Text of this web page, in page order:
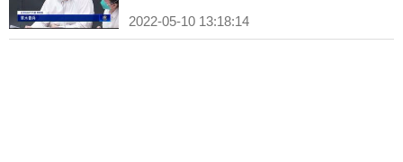
2022-05-10 13:18:14